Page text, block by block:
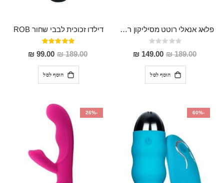
פלאג אנאלי רוטט מסיליקון רפואי "Ainia"
Rating:
0%
189.00 ₪
מחיר
מבצע
149.00 ₪
הוסף לסל
דילדו זכוכית לבבי שחור ROB
דירוג:
100%
189.00 ₪
מחיר
מבצע
99.00 ₪
הוסף לסל
-60%
-26%